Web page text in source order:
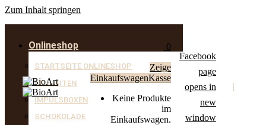
Zum Inhalt springen
0
Zeige
EinkaufswagenKasse
Keine Produkte
im
Einkaufswagen.
Facebook
page
opens in
new
window
|
Onlineshop
STARTSEITE ONLINESHOP
NEUHEITEN
IMPULSBOXEN
SCHOKOLADE